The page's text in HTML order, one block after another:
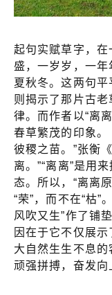
起句实赋草字，
盛，一岁岁，一
夏秋冬。这两句
则揭示了那片古
律。而作者以“离
春草繁茂的印象。
彼稷之苗。”张衡
离。”“离离”是用
态。所以，“离离
“荣”，而不在“枯”
风吹又生”作了铺
因在于它不仅展
大自然生生不息
顽强拼搏，奋发向